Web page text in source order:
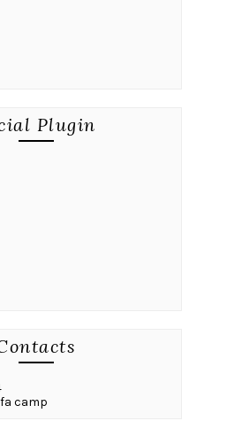
Plugin
camp